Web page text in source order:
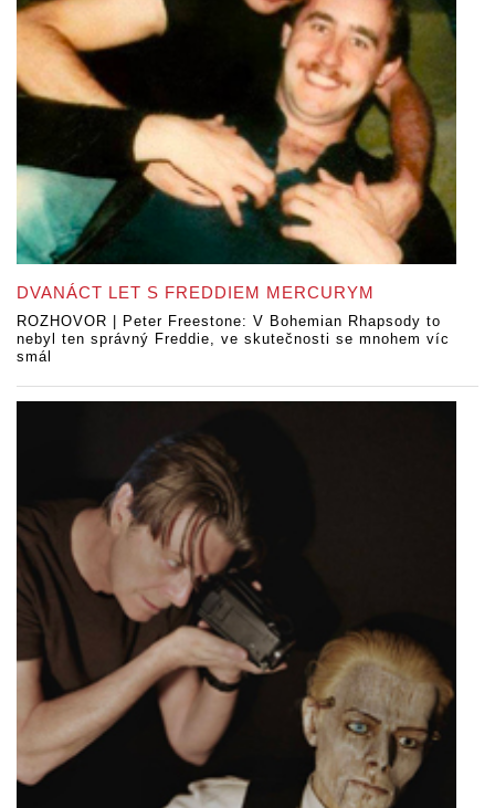
DVANÁCT LET S FREDDIEM MERCURYM
ROZHOVOR | Peter Freestone: V Bohemian Rhapsody to
nebyl ten správný Freddie, ve skutečnosti se mnohem víc
smál